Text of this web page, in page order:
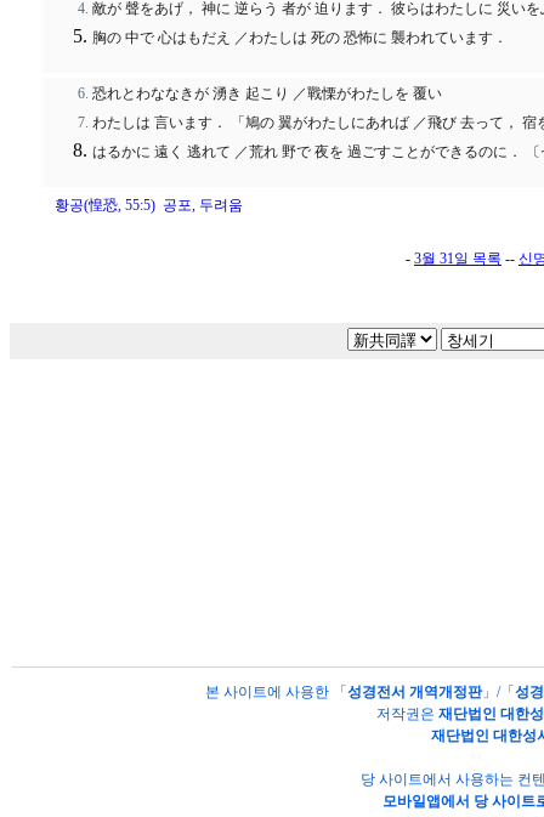
敵が 聲をあげ， 神に 逆らう 者が 迫ります． 彼らはわたしに 災い
胸の 中で 心はもだえ ／わたしは 死の 恐怖に 襲われています．
恐れとわななきが 湧き 起こり ／戰慄がわたしを 覆い
わたしは 言います． 「鳩の 翼がわたしにあれば ／飛び 去って， 宿
はるかに 遠く 逃れて ／荒れ 野で 夜を 過ごすことができるのに． 〔
황공(惶恐, 55:5) 공포, 두려움
- 3월 31일 목록 -- 신
본 사이트에 사용한 「 성경전서 개역개정판」/「 성
저작권은 재단법인 대한
재단법인 대한성
당 사이트에서 사용하는 컨
모바일앱에서 당 사이트